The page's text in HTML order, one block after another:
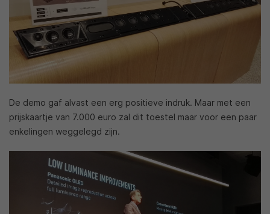
De demo gaf alvast een erg positieve indruk. Maar met een
prijskaartje van 7.000 euro zal dit toestel maar voor een paar
enkelingen weggelegd zijn.